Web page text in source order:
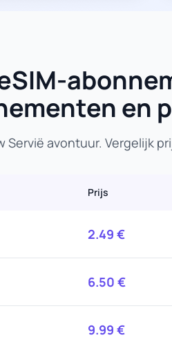
en
avontuur. Vergelijk
Prijs
2.49 €
6.50 €
9.99 €